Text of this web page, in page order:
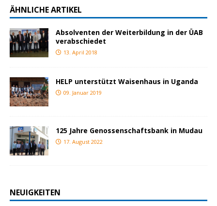
ÄHNLICHE ARTIKEL
Absolventen der Weiterbildung in der ÜAB
verabschiedet
13. April 2018
HELP unterstützt Waisenhaus in Uganda
09. Januar 2019
125 Jahre Genossenschaftsbank in Mudau
17. August 2022
NEUIGKEITEN